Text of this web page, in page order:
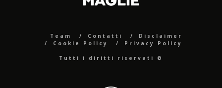
Team Contatti
Disclaimer
Cookie Policy
Privacy Policy
Tutti i diritti riservati ©